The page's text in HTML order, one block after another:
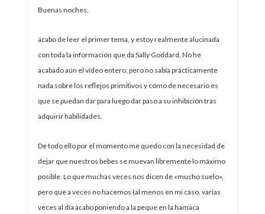
Buenas noches,
acabo de leer el primer tema, y estoy realmente alucinada
con toda la información que da Sally Goddard. No he
acabado aún el vídeo entero, pero no sabía prácticamente
nada sobre los reflejos primitivos y cómo de necesario es
que se puedan dar para luego dar paso a su inhibición tras
adquirir habilidades.
De todo ello por el momento me quedo con la necesidad de
dejar que nuestros bebes se muevan libremente lo máximo
posible. Lo que muchas veces nos dicen de «mucho suelo»,
pero que a veces no hacemos (al menos en mi caso, varias
veces al día acabo poniendo a la peque en la hamaca